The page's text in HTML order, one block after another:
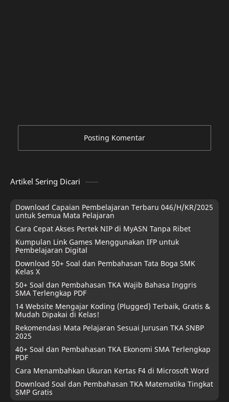
Posting Komentar
Artikel Sering Dicari
Download Capaian Pembelajaran Terbaru 046/H/KR/2025
untuk Semua Mata Pelajaran
Cara Cepat Akses Pertek NIP di MyASN Tanpa Ribet
Kumpulan Link Games Menggunakan IFP untuk
Pembelajaran Digital
Download 50+ Soal dan Pembahasan Tata Boga SMK
Kelas X
50+ Soal dan Pembahasan TKA Wajib Bahasa Inggris
SMA Terlengkap PDF
14 Website Mengajar Koding (Plugged) Terbaik, Gratis &
Mudah Dipakai di Kelas!
Rekomendasi Mata Pelajaran Sesuai Jurusan TKA SNBP
2025
40+ Soal dan Pembahasan TKA Ekonomi SMA Terlengkap
PDF
Cara Menambahkan Ukuran Kertas F4 di Microsoft Word
Download Soal dan Pembahasan TKA Matematika Tingkat
SMP Gratis